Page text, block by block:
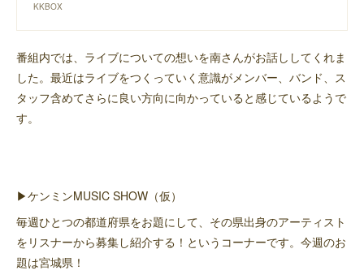
KKBOX
番組内では、ライブについての想いを南さんがお話ししてくれま
した。最近はライブをつくっていく意識がメンバー、バンド、ス
タッフ含めてさらに良い方向に向かっていると感じているようで
す。
▶︎ケンミンMUSIC SHOW（仮）
毎週ひとつの都道府県をお題にして、その県出身のアーティスト
をリスナーから募集し紹介する！というコーナーです。今週のお
題は宮城県！